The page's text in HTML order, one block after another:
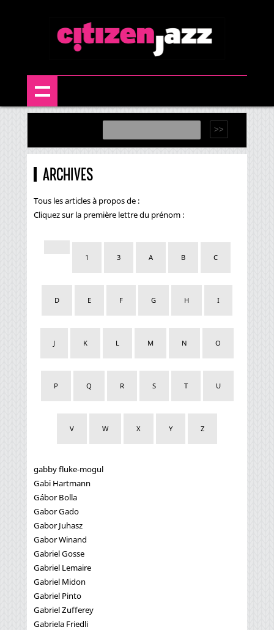
ARCHIVES
Tous les articles à propos de :
Cliquez sur la première lettre du prénom :
1 3 A B C
D E F G H I
J K L M N O
P Q R S T U
V W X Y Z
gabby fluke-mogul
Gabi Hartmann
Gábor Bolla
Gabor Gado
Gabor Juhasz
Gabor Winand
Gabriel Gosse
Gabriel Lemaire
Gabriel Midon
Gabriel Pinto
Gabriel Zufferey
Gabriela Friedli